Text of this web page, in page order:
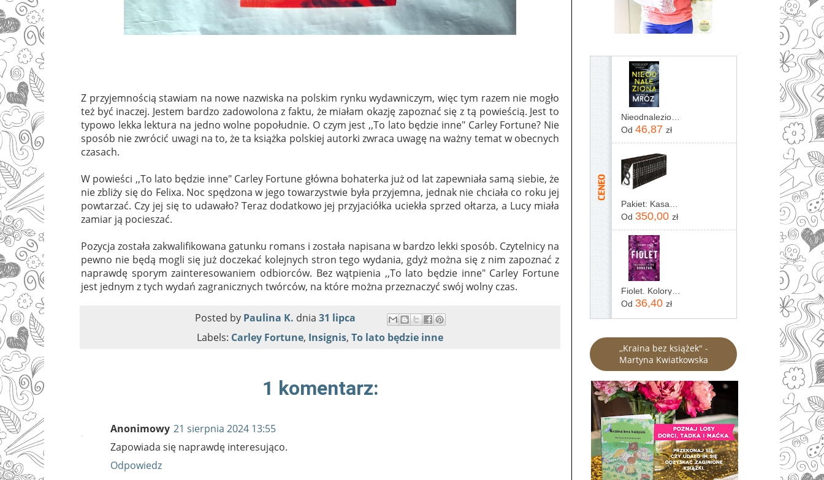
Z przyjemnością stawiam na nowe nazwiska na polskim rynku wydawniczym, więc tym razem nie mogło
też być inaczej. Jestem bardzo zadowolona z faktu, że miałam okazję zapoznać się z tą powieścią. Jest to
typowo lekka lektura na jedno wolne popołudnie. O czym jest ,,To lato będzie inne" Carley Fortune? Nie
sposób nie zwrócić uwagi na to, że ta książka polskiej autorki zwraca uwagę na ważny temat w obecnych
czasach.
W powieści ,,To lato będzie inne" Carley Fortune główna bohaterka już od lat zapewniała samą siebie, że
nie zbliży się do Felixa. Noc spędzona w jego towarzystwie była przyjemna, jednak nie chciała co roku jej
powtarzać. Czy jej się to udawało? Teraz dodatkowo jej przyjaciółka uciekła sprzed ołtarza, a Lucy miała
zamiar ją pocieszać.
Pozycja została zakwalifikowana gatunku romans i została napisana w bardzo lekki sposób. Czytelnicy na
pewno nie będą mogli się już doczekać kolejnych stron tego wydania, gdyż można się z nim zapoznać z
naprawdę sporym zainteresowaniem odbiorców. Bez wątpienia ,,To lato będzie inne" Carley Fortune
jest jednym z tych wydań zagranicznych twórców, na które można przeznaczyć swój wolny czas.
Posted by Paulina K. dnia 31 lipca
Labels: Carley Fortune, Insignis, To lato będzie inne
1 komentarz:
Anonimowy 21 sierpnia 2024 13:55
Zapowiada się naprawdę interesująco.
Odpowiedz
Od 46,87 zł
Od 350,00 zł
Od 36,40 zł
,,Kraina bez książek" -
Martyna Kwiatkowska